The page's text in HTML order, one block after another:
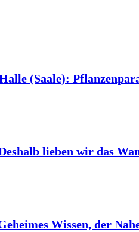
(Saale):
lieben wir das
Wissen, der